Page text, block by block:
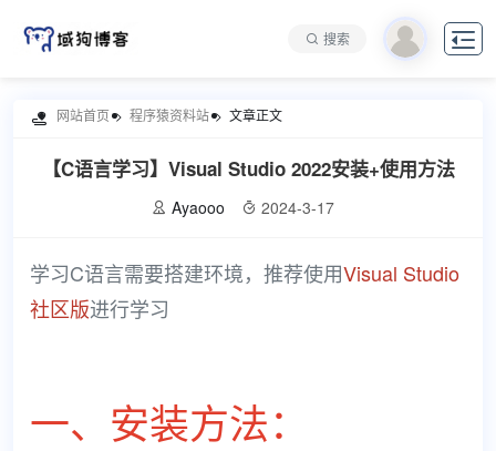
搜索 
 网站首页 程序猿资料站 文章正文
【C语言学习】Visual Studio 2022安装+使用方法
 Ayaooo  2024-3-17
学习C语言需要搭建环境，推荐使用Visual Studio
社区版进行学习
一、安装方法：